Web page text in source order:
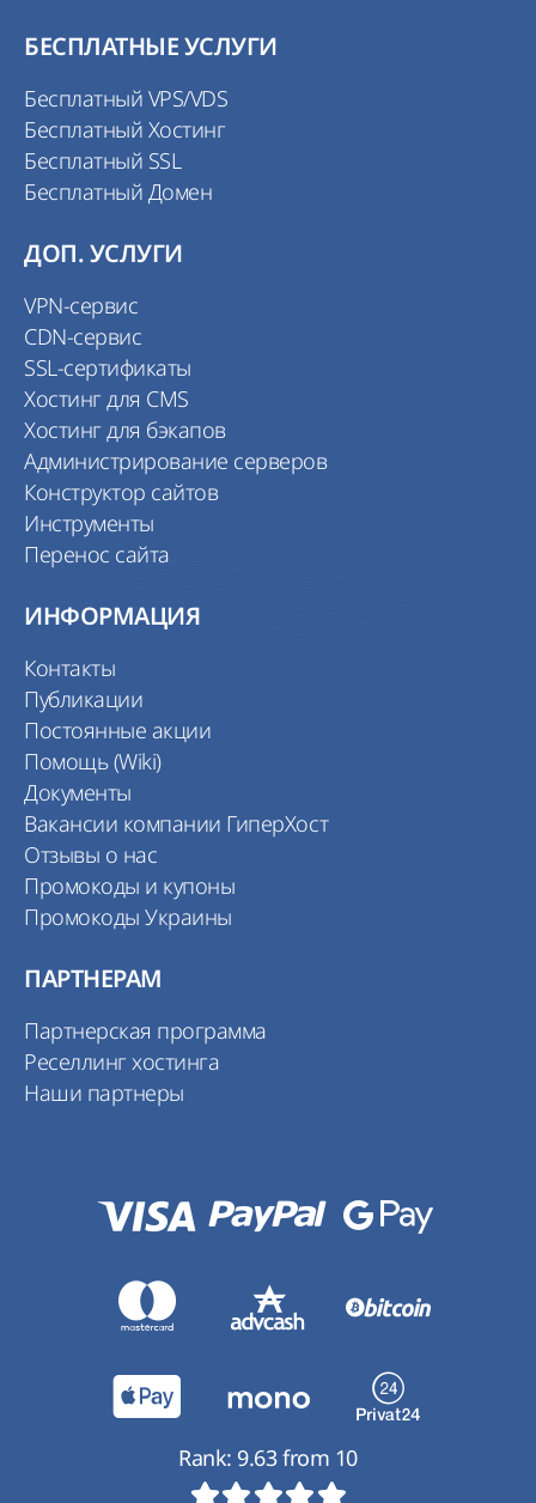
БЕСПЛАТНЫЕ УСЛУГИ
Бесплатный VPS/VDS
Бесплатный Хостинг
Бесплатный SSL
Бесплатный Домен
ДОП. УСЛУГИ
VPN-сервис
CDN-сервис
SSL-сертификаты
Хостинг для CMS
Хостинг для бэкапов
Администрирование серверов
Конструктор сайтов
Инструменты
Перенос сайта
ИНФОРМАЦИЯ
Контакты
Публикации
Постоянные акции
Помощь (Wiki)
Документы
Вакансии компании ГиперХост
Отзывы о нас
Промокоды и купоны
Промокоды Украины
ПАРТНЕРАМ
Партнерская программа
Реселлинг хостинга
Наши партнеры
Rank: 9.63from 10